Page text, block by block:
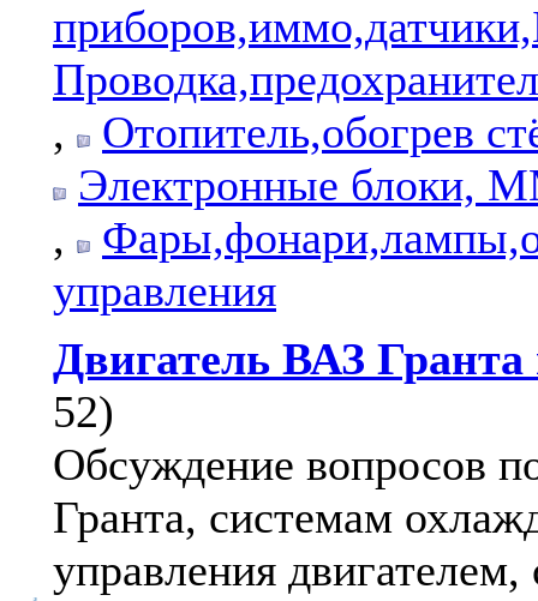
,
Отопитель,обогрев
Электронные блоки,
,
управления
Двигатель ВАЗ Гранта
52)
Обсуждение вопросов
Гранта, системам
управления